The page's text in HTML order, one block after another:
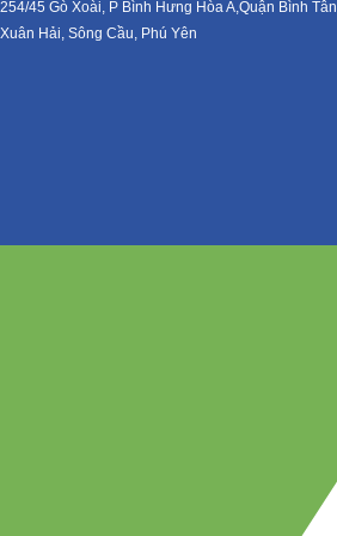
254/45 Gò Xoài, P Bình Hưng Hòa A,Quận Bình Tân
Xuân Hải, Sông Cầu, Phú Yên